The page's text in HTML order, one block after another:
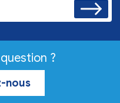
?
nous